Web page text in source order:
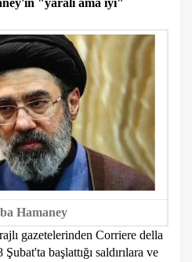
"yaralı ama iyi"
Hamaney
gazetelerinden Corriere della
başlattığı saldırılara ve